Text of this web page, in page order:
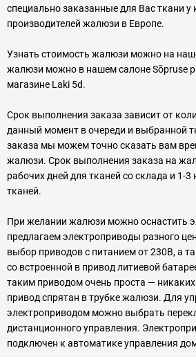
специально заказанные для Вас ткани у
производителей жалюзи в Европе.
Узнать стоимость жалюзи можно на
жалюзи можно в нашем салоне Sõpruse
магазине Laki 5d.
Срок выполнения заказа зависит от
данный момент в очереди и выбранной
заказа мы можем точно сказать вам
жалюзи. Срок выполнения заказа на
рабочих дней для тканей со склада и 1-
тканей.
При желании жалюзи можно оснастить
предлагаем электроприводы разного
выбор приводов с питанием от 230В, а
со встроенной в привод литиевой
таким приводом очень проста —
привод спрятан в трубке жалюзи. Для
электроприводом можно выбрать
дистанционного управления.
подключен к автоматике управления